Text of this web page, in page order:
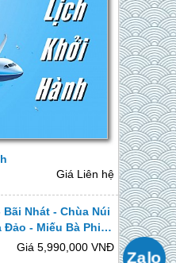
Giá Liên hệ
Nhát - Chùa Núi
Đảo - Miếu Bà Phi
Bãi Đầm Trầu | Từ
Giá 5,990,000 VNĐ